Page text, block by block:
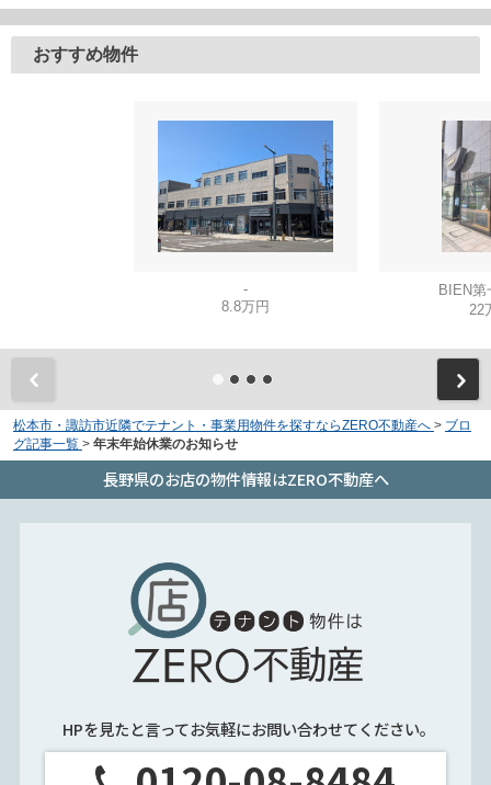
おすすめ物件
-
8.8万円
BIEN
22
松本市・諏訪市近隣でテナント・事業用物件を探すならZERO不動産へ > ブロ
グ記事一覧 > 年末年始休業のお知らせ
長野県のお店の物件情報はZERO不動産へ
HPを見たと言ってお気軽にお問い合わせてください。